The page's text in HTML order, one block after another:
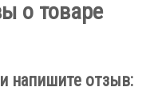
о товаре
напишите отзыв: